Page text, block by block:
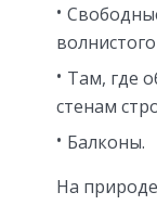
Там, где
стенам
Балконы.
На